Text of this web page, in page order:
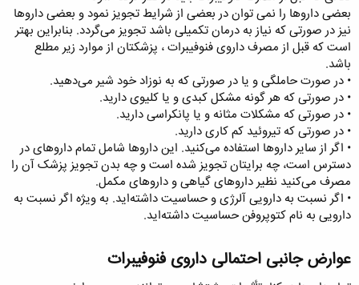
بعضی داروها را نمی توان در بعضی از شرایط تجویز نمود و بعضی داروها
نیز در صورتی که نیاز به درمان تکمیلی باشد تجویز می‌گردد. بنابراین بهتر
است که قبل از مصرف داروی فنوفیبرات ، پزشکتان از موارد زیر مطلع
باشد.
• در صورت حاملگی و یا در صورتی که به نوزاد خود شیر می‌دهید.
• در صورتی که هر گونه مشکل کبدی و یا کلیوی دارید.
• در صورتی که مشکلات مثانه و یا پانکراسی دارید.
• در صورتی که تیروئید کم کاری دارید.
• اگر از سایر داروها استفاده می‌کنید. این داروها شامل تمام داروهای در
دسترس است، چه برایتان تجویز شده است و چه بدن تجویز پزشک آن را
مصرف می‌کنید نظیر داروهای گیاهی و داروهای مکمل.
• اگر نسبت به دارویی آلرژی و حساسیت داشته‌اید. به ویژه اگر نسبت به
دارویی به نام کتوپروفن حساسیت داشته‌اید.
عوارض جانبی احتمالی داروی فنوفیبرات